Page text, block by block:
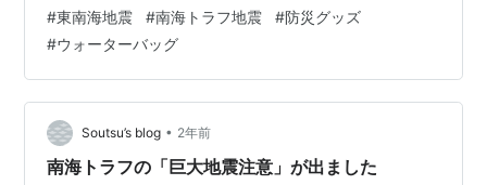
ウォーターバッグに貯水しておけば衛生的だし、水道水
だからしばらくは持つでしょう、って事なんですよ。 何
しろ人間は水が無けりゃ死んじゃうんで取り敢えずこれ
で良いんじゃないかと思います。 ただし、浄水器を通し
た水はすぐに悪くなりそうなので水道の蛇口から入れま
した。 【ウォーターバッグ】 ウォータ…
#東南海地震 #南海トラフ地震 #防災グッズ
#ウォーターバッグ
Soutsu’s blog • 2年前
南海トラフの「巨大地震注意」が出ました